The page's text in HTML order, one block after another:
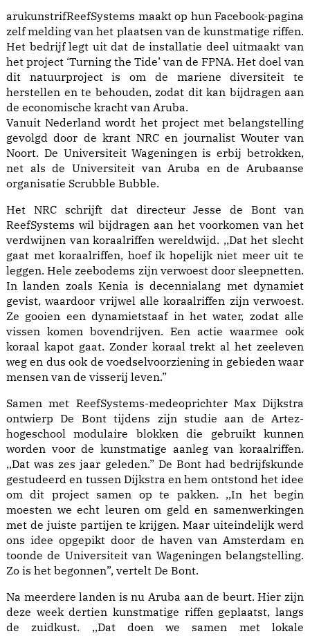
arukunstrifReefSystems maakt op hun Facebook-pagina
zelf melding van het plaatsen van de kunstmatige riffen.
Het bedrijf legt uit dat de installatie deel uitmaakt van
het project ‘Turning the Tide’ van de FPNA. Het doel van
dit natuurproject is om de mariene diversiteit te
herstellen en te behouden, zodat dit kan bijdragen aan
de economische kracht van Aruba.
Vanuit Nederland wordt het project met belangstelling
gevolgd door de krant NRC en journalist Wouter van
Noort. De Universiteit Wageningen is erbij betrokken,
net als de Universiteit van Aruba en de Arubaanse
organisatie Scrubble Bubble.
Het NRC schrijft dat directeur Jesse de Bont van
ReefSystems wil bijdragen aan het voorkomen van het
verdwijnen van koraalriffen wereldwijd. ,,Dat het slecht
gaat met koraalriffen, hoef ik hopelijk niet meer uit te
leggen. Hele zeebodems zijn verwoest door sleepnetten.
In landen zoals Kenia is decennialang met dynamiet
gevist, waardoor vrijwel alle koraalriffen zijn verwoest.
Ze gooien een dynamietstaaf in het water, zodat alle
vissen komen bovendrijven. Een actie waarmee ook
koraal kapot gaat. Zonder koraal trekt al het zeeleven
weg en dus ook de voedselvoorziening in gebieden waar
mensen van de visserij leven.”
Samen met ReefSystems-medeoprichter Max Dijkstra
ontwierp De Bont tijdens zijn studie aan de Artez-
hogeschool modulaire blokken die gebruikt kunnen
worden voor de kunstmatige aanleg van koraalriffen.
,,Dat was zes jaar geleden.” De Bont had bedrijfskunde
gestudeerd en tussen Dijkstra en hem ontstond het idee
om dit project samen op te pakken. ,,In het begin
moesten we echt leuren om geld en samenwerkingen
met de juiste partijen te krijgen. Maar uiteindelijk werd
ons idee opgepikt door de haven van Amsterdam en
toonde de Universiteit van Wageningen belangstelling.
Zo is het begonnen”, vertelt De Bont.
Na meerdere landen is nu Aruba aan de beurt. Hier zijn
deze week dertien kunstmatige riffen geplaatst, langs
de zuidkust. ,,Dat doen we samen met lokale